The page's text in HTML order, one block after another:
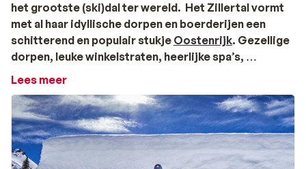
het grootste (ski)dal ter wereld. Het Zillertal vormt
met al haar idyllische dorpen en boerderijen een
schitterend en populair stukje Oostenrijk. Gezellige
dorpen, leuke winkelstraten, heerlijke spa’s,
bruisende après-ski, maar ook de beste skischolen
Zillertal biedt voor ieder wat wils!
Zillertal Skigebied
Het Zillertal is opgedeeld in 4 verschillende
Lees meer